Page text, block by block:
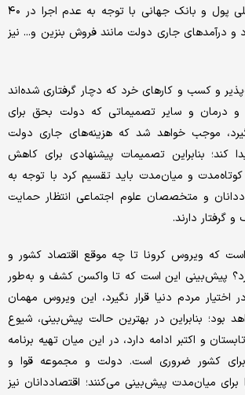
چه از صندوق بین‌المللی پول و بانک جهانی با توجه به عدم اجرا در ۴٠
و درآمدهای جاری دولت مانند فروش بنزین و... نیز
و کسب و کارهای خرد که دچار گرفتاری شده‌اند
و درمان و سایر تصمیماتی که دولت بحق برای
موجب خواهد شد که هزینه‌های جاری دولت
کند؛ بنابراین تصمیمات پیشنهادی برای کاهش
کوتاه‌مدت و میان‌مدت باید تقسیم کرد با توجه به
و متخصصان علوم اجتماعی انتظار حمایت
گرفتار دارند.
که ویروس کرونا تا چه موقع اقتصاد کشور و
کرد؟ پیش‌بینی این است که تا واکسن کشف و به‌طور
اختیار مردم دنیا قرار نگیرد، این ویروس مهمان
بود؛ بنابراین در بهترین حالت پیش‌بینی، شیوع
و اکتبر ادامه دارد، در این میان تهیه برنامه
کشور ضروری است. دولت و مجموعه قوا و
برای میان‌مدت پیش‌بینی می‌کنند؛ اقتصاددانان نیز